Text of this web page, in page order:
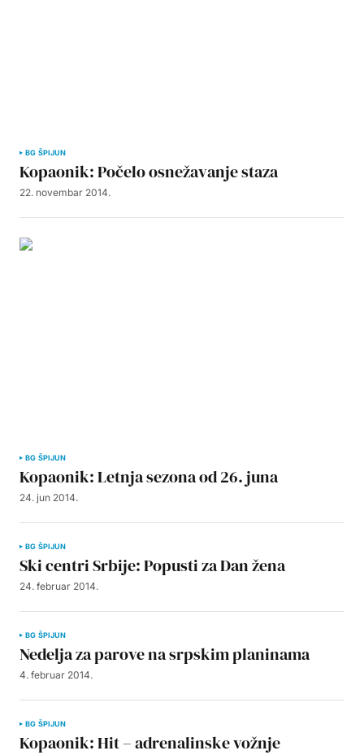
BG ŠPIJUN
Kopaonik: Počelo osnežavanje staza
22. novembar 2014.
BG ŠPIJUN
Kopaonik: Letnja sezona od 26. juna
24. jun 2014.
BG ŠPIJUN
Ski centri Srbije: Popusti za Dan žena
24. februar 2014.
BG ŠPIJUN
Nedelja za parove na srpskim planinama
4. februar 2014.
BG ŠPIJUN
Kopaonik: Hit – adrenalinske vožnje